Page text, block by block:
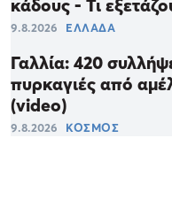
κάδους - Τι
9.8.2026 ΕΛΛΑΔΑ
Γαλλία: 420
πυρκαγιές από
(video)
9.8.2026 ΚΟΣΜΟΣ